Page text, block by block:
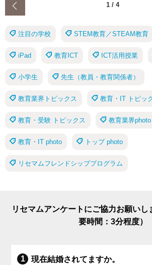
1 / 4
注目の学校 STEM教育／STEAM教育
iPad 教育ICT ICT活用授業
小学生 先生（教員・教育関係者）
教育業界トピックス 教育・IT トピッ
教育・受験 トピックス 教育業界photo
教育・IT photo トップ photo
リセマムフレンドシッププログラム
リセマムアンケートにご協力お願いし
要時間：3分程度）
現在結婚されてますか。